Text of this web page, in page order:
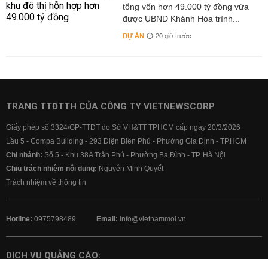
tổng vốn hơn 49.000 tỷ đồng vừa
được UBND Khánh Hòa trình...
DỰ ÁN 20 giờ trước
TRANG TTĐTTH CỦA CÔNG TY VIETNEWSCORP
Giấy phép số 3324/GP-TTĐT do Sở VH&TT TPHCM cấp ngày 20/3/2026
Lầu 5 - Compa Building - 293 Điện Biên Phủ - Phường Gia Định - TP.HCM
Chi nhánh: Số 5 - Khu 38A Trần Phú - Phường Ba Đình - TP. Hà Nội
Chịu trách nhiệm nội dung: Nguyễn Minh Quyết
Trách nhiệm về thông tin
Hotline: 0975798489 Email: info@vietnammoi.vn
DỊCH VỤ QUẢNG CÁO: